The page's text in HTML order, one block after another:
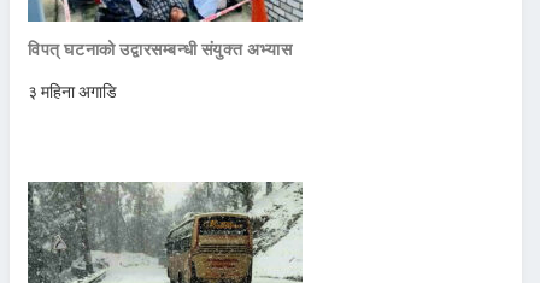
विपत् घटनाको उद्वारसम्बन्धी संयुक्त अभ्यास
३ महिना अगाडि